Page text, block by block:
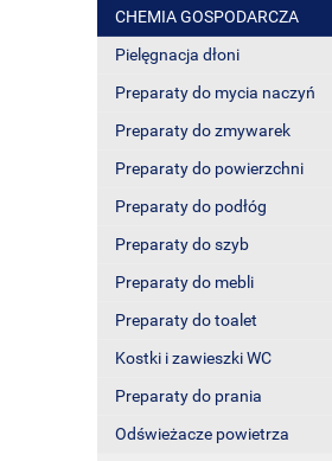
CHEMIA GOSPODARCZA
Pielęgnacja dłoni
Preparaty do mycia naczyń
Preparaty do zmywarek
Preparaty do powierzchni
Preparaty do podłóg
Preparaty do szyb
Preparaty do mebli
Preparaty do toalet
Kostki i zawieszki WC
Preparaty do prania
Odświeżacze powietrza